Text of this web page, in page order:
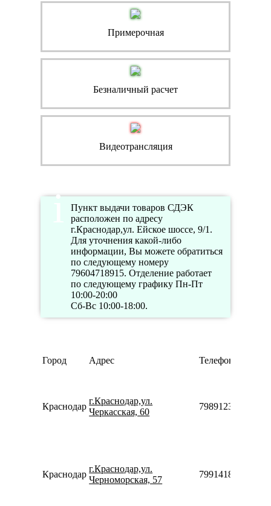
Примерочная
Безналичный расчет
Видеотрансляция
Пункт выдачи товаров СДЭК
расположен по адресу
г.Краснодар,ул. Ейское шоссе, 9/1.
Для уточнения какой-либо
информации, Вы можете обратиться
по следующему номеру
79604718915. Отделение работает
по следующему графику Пн-Пт
10:00-20:00
Сб-Вс 10:00-18:00.
Город Адрес Телефон
Краснодар
г.Краснодар,ул.
Черкасская, 60
79891236034
Краснодар
г.Краснодар,ул.
Черноморская, 57
79914183081